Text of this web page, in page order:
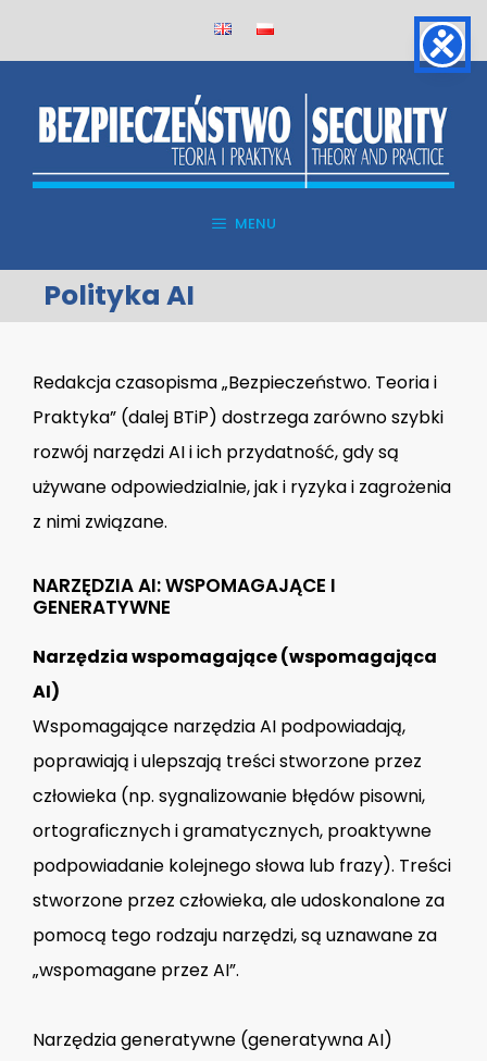
MENU
Polityka AI
Redakcja czasopisma „Bezpieczeństwo. Teoria i
Praktyka” (dalej BTiP) dostrzega zarówno szybki
rozwój narzędzi AI i ich przydatność, gdy są
używane odpowiedzialnie, jak i ryzyka i zagrożenia
z nimi związane.
NARZĘDZIA AI: WSPOMAGAJĄCE I
GENERATYWNE
Narzędzia wspomagające (wspomagająca
AI)
Wspomagające narzędzia AI podpowiadają,
poprawiają i ulepszają treści stworzone przez
człowieka (np. sygnalizowanie błędów pisowni,
ortograficznych i gramatycznych, proaktywne
podpowiadanie kolejnego słowa lub frazy). Treści
stworzone przez człowieka, ale udoskonalone za
pomocą tego rodzaju narzędzi, są uznawane za
„wspomagane przez AI”.
Narzędzia generatywne (generatywna AI)